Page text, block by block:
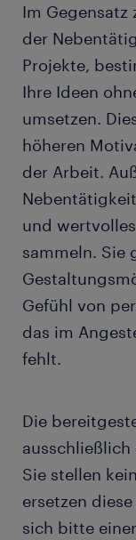
Im
der
Projekte,
Ihre Ideen
umsetzen.
höheren
der Arbeit.
und
sammeln. Sie
Gefühl von
das im
fehlt.
Die
Sie stellen
ersetzen
sich bitte